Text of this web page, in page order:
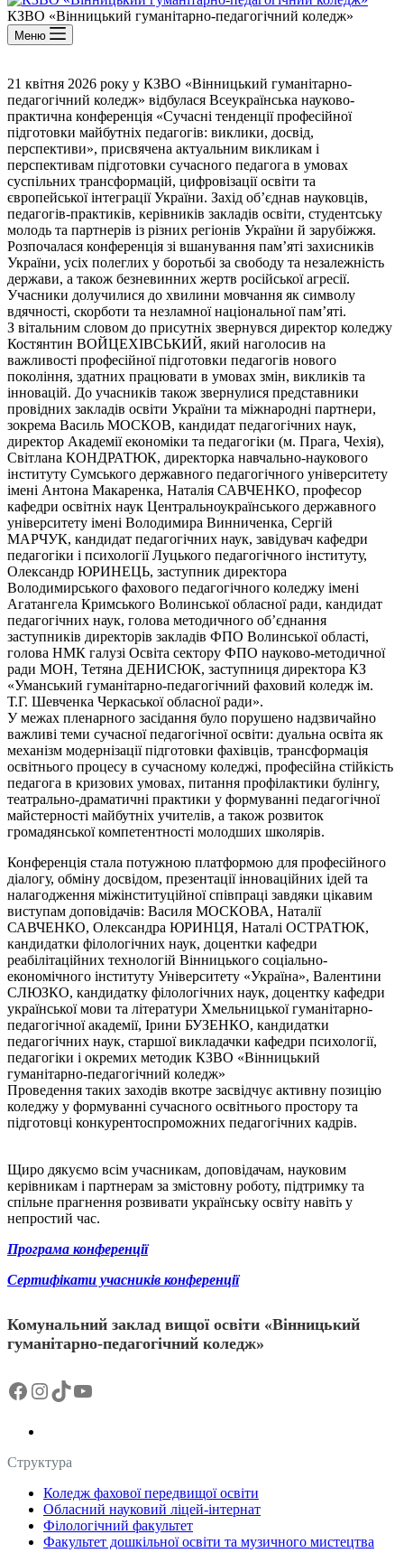
КЗВО «Вінницький гуманітарно-педагогічний коледж»
Меню
21 квітня 2026 року у КЗВО «Вінницький гуманітарно-
педагогічний коледж» відбулася Всеукраїнська науково-
практична конференція «Сучасні тенденції професійної
підготовки майбутніх педагогів: виклики, досвід,
перспективи», присвячена актуальним викликам і
перспективам підготовки сучасного педагога в умовах
суспільних трансформацій, цифровізації освіти та
європейської інтеграції України. Захід об’єднав науковців,
педагогів-практиків, керівників закладів освіти, студентську
молодь та партнерів із різних регіонів України й зарубіжжя.
Розпочалася конференція зі вшанування пам’яті захисників
України, усіх полеглих у боротьбі за свободу та незалежність
держави, а також безневинних жертв російської агресії.
Учасники долучилися до хвилини мовчання як символу
вдячності, скорботи та незламної національної пам’яті.
З вітальним словом до присутніх звернувся директор коледжу
Костянтин ВОЙЦЕХІВСЬКИЙ, який наголосив на
важливості професійної підготовки педагогів нового
покоління, здатних працювати в умовах змін, викликів та
інновацій. До учасників також звернулися представники
провідних закладів освіти України та міжнародні партнери,
зокрема Василь МОСКОВ, кандидат педагогічних наук,
директор Академії економіки та педагогіки (м. Прага, Чехія),
Світлана КОНДРАТЮК, директорка навчально-наукового
інституту Сумського державного педагогічного університету
імені Антона Макаренка, Наталія САВЧЕНКО, професор
кафедри освітніх наук Центральноукраїнського державного
університету імені Володимира Винниченка, Сергій
МАРЧУК, кандидат педагогічних наук, завідувач кафедри
педагогіки і психології Луцького педагогічного інституту,
Олександр ЮРИНЕЦЬ, заступник директора
Володимирського фахового педагогічного коледжу імені
Агатангела Кримського Волинської обласної ради, кандидат
педагогічних наук, голова методичного об’єднання
заступників директорів закладів ФПО Волинської області,
голова НМК галузі Освіта сектору ФПО науково-методичної
ради МОН, Тетяна ДЕНИСЮК, заступниця директора КЗ
«Уманський гуманітарно-педагогічний фаховий коледж ім.
Т.Г. Шевченка Черкаської обласної ради».
У межах пленарного засідання було порушено надзвичайно
важливі теми сучасної педагогічної освіти: дуальна освіта як
механізм модернізації підготовки фахівців, трансформація
освітнього процесу в сучасному коледжі, професійна стійкість
педагога в кризових умовах, питання профілактики булінгу,
театрально-драматичні практики у формуванні педагогічної
майстерності майбутніх учителів, а також розвиток
громадянської компетентності молодших школярів.
Конференція стала потужною платформою для професійного
діалогу, обміну досвідом, презентації інноваційних ідей та
налагодження міжінституційної співпраці завдяки цікавим
виступам доповідачів: Василя МОСКОВА, Наталії
САВЧЕНКО, Олександра ЮРИНЦЯ, Наталі ОСТРАТЮК,
кандидатки філологічних наук, доцентки кафедри
реабілітаційних технологій Вінницького соціально-
економічного інституту Університету «Україна», Валентини
СЛЮЗКО, кандидатку філологічних наук, доцентку кафедри
української мови та літератури Хмельницької гуманітарно-
педагогічної академії, Ірини БУЗЕНКО, кандидатки
педагогічних наук, старшої викладачки кафедри психології,
педагогіки і окремих методик КЗВО «Вінницький
гуманітарно-педагогічний коледж»
Проведення таких заходів вкотре засвідчує активну позицію
коледжу у формуванні сучасного освітнього простору та
підготовці конкурентоспроможних педагогічних кадрів.
Щиро дякуємо всім учасникам, доповідачам, науковим
керівникам і партнерам за змістовну роботу, підтримку та
спільне прагнення розвивати українську освіту навіть у
непростий час.
Програма конференції
Сертифікати учасників конференції
Комунальний заклад вищої освіти «Вінницький
гуманітарно-педагогічний коледж»
Facebook
Instagram
TikTok
YouTube
Структура
Коледж фахової передвищої освіти
Обласний науковий ліцей-інтернат
Філологічний факультет
Факультет дошкільної освіти та музичного мистецтва